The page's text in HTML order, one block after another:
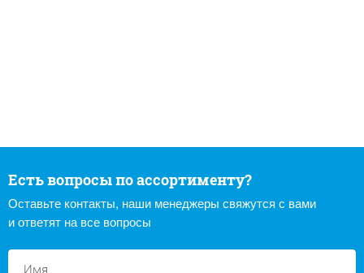
Есть вопросы по ассортименту?
Оставьте контакты, наши менеджеры свяжутся с вами
и ответят на все вопросы